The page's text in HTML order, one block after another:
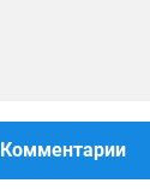
Комментарии